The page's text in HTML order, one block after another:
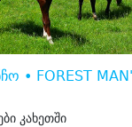
• FOREST
კახეთში